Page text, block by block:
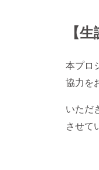
【
本プロ
協力を
いただ
させて